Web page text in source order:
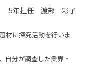
5年担任 渡部 彩子
材に探究活動を行いま
自分が調査した業界・